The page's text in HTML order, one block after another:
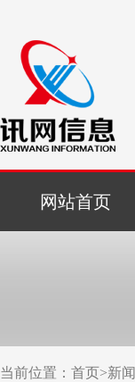
网站首页
当前位置： 首页>新